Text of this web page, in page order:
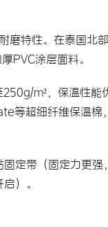
磨特性。在泰国北
PVC涂层面料。
m²，保温性能
等超细纤维保温棉
定带（固定力更强
）。